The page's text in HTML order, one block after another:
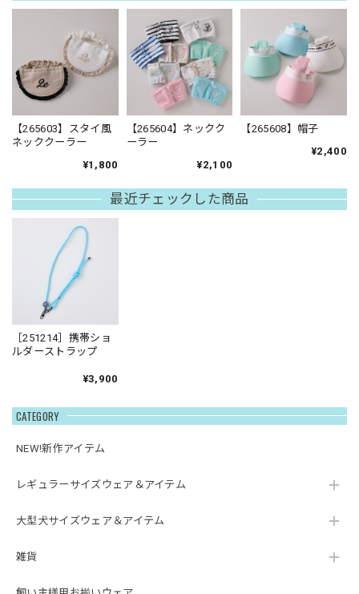
CATEGORY
NEW!新作アイテム
レギュラーサイズウェア＆アイテム
大型犬サイズウェア＆アイテム
雑貨
【265603】スタイ風
ネッククーラー
¥1,800
【265604】ネックク
ーラー
¥2,100
【265608】帽子
¥2,400
最近チェックした商品
［251214］携帯ショ
ルダーストラップ
¥3,900